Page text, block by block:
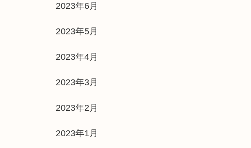
2023年6月
2023年5月
2023年4月
2023年3月
2023年2月
2023年1月